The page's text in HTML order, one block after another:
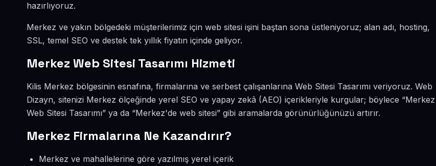
hazırlıyoruz.
Merkez ve yakın bölgedeki müşterilerimiz için web sitesi işini baştan sona üstleniyoruz; alan adı, hosting,
SSL, temel SEO ve destek tek yıllık fiyatın içinde geliyor.
Merkez Web Sitesi Tasarımı Hizmeti
Kilis Merkez bölgesinin esnafına, firmalarına ve serbest çalışanlarına Web Sitesi Tasarımı veriyoruz. Web
Dizayn, sitenizi Merkez ölçeğinde yerel SEO ve yapay zekâ (AEO) içerikleriyle kurgular; böylece “Merkez
Web Sitesi Tasarımı” ya da “Merkez'de web sitesi” gibi aramalarda görünürlüğünüzü artırır.
Merkez Firmalarına Ne Kazandırır?
Merkez ve mahallelerine göre yazılmış yerel içerik